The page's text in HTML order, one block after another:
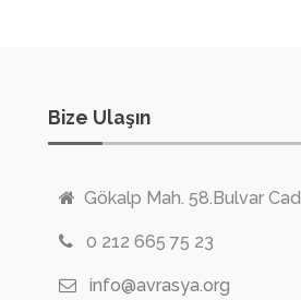
Bize Ulaşın
Gökalp Mah. 58.Bulvar
0 212 665 75 23
info@avrasya.org